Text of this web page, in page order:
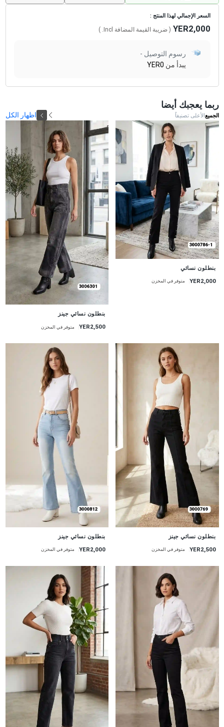
السعر الإجمالي لهذا المنتج :
YER2,000 ( ضريبة القيمة المضافة Incl.
)
رسوم التوصيل -
يبدأ من YER0
ربما يعجبك أيضا
الجميع الأعلى تصنيفاً اظهار الكل
بنطلون نسائي
YER2,000 متوفر في المخزن
بنطلون نسائي جينز
YER2,500 متوفر في المخزن
بنطلون نسائي جينز
YER2,500 متوفر في المخزن
بنطلون نسائي جينز
YER2,000 متوفر في المخزن